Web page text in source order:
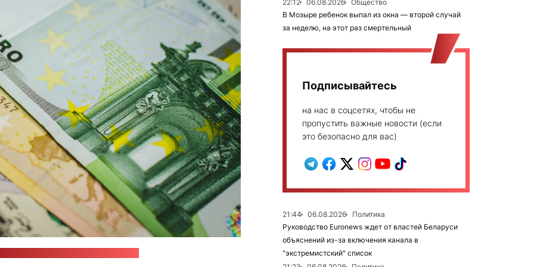
22:12 06.08.2026
Общество
В Мозыре ребенок выпал из окна — второй случай
за неделю, на этот раз смертельный
Подписывайтесь
на нас в соцсетях, чтобы не
пропустить важные новости (если
это безопасно для вас)
21:44 06.08.2026
Политика
Руководство Euronews ждет от властей Беларуси
объяснений из-за включения канала в
"экстремистский" список